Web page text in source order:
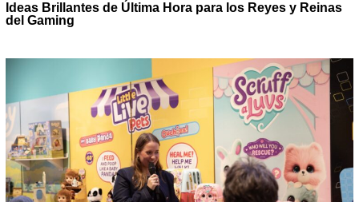
Ideas Brillantes de Última Hora para los Reyes y Reinas
del Gaming